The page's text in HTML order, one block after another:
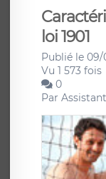
loi 1901
Publié le 09/
Vu 1 573 fois
0
Par